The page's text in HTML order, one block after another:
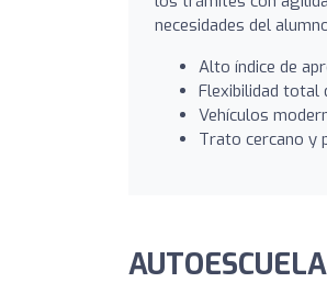
necesidades del
Alto índice de
Flexibilidad total
Vehículos
Trato cercano y